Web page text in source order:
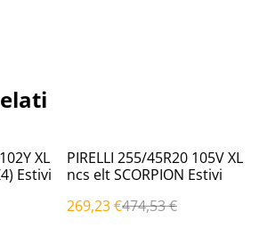
XL
Estivi
%
PIRELLI 255/45R20 105V XL
ncs elt SCORPION Estivi
269,23 €474,53 €